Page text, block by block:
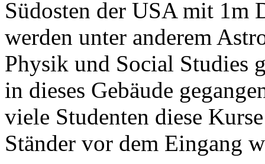
Südosten der USA mit 1m
werden unter anderem
Physik und Social Studies
in dieses Gebäude
viele Studenten diese
Ständer vor dem Eingang